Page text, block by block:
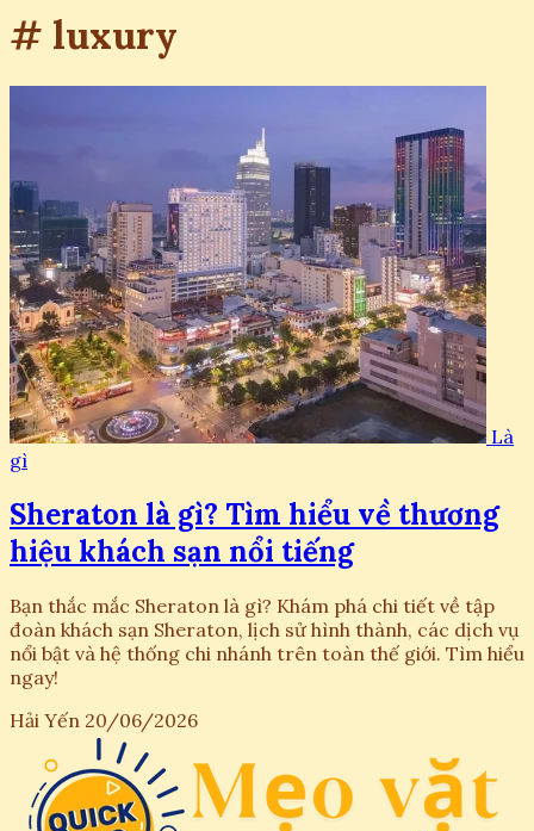
# luxury
Là
gì
Sheraton là gì? Tìm hiểu về thương
hiệu khách sạn nổi tiếng
Bạn thắc mắc Sheraton là gì? Khám phá chi tiết về tập
đoàn khách sạn Sheraton, lịch sử hình thành, các dịch vụ
nổi bật và hệ thống chi nhánh trên toàn thế giới. Tìm hiểu
ngay!
Hải Yến 20/06/2026